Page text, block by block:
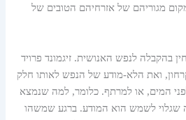
מגוריהם של אזרחיהם הטובים של
בהקבלה לנפש האנושית. זיגמונד פרויד
ואת הלא-מודע של הנפש לאותו חלק
המים, או למרתף. כלומר, למה שנמצא
שגלוי לשמש הוא המודע. ברגע שמשהו